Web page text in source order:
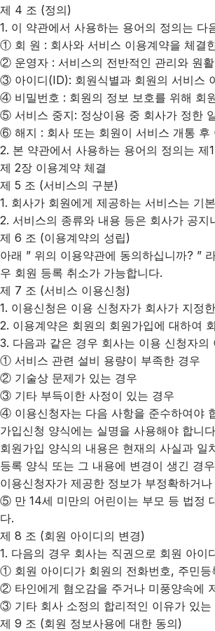
제 4 조 (정의)
1. 이 약관에서 사용하는 용어의 정의는 다
① 회 원 : 회사와 서비스 이용계약을 체결
② 운영자 : 서비스의 전반적인 관리와 원
③ 아이디(ID): 회원식별과 회원의 서비스
④ 비밀번호 : 회원의 정보 보호를 위해 회
⑤ 서비스 중지: 정상이용 중 회사가 정한
⑥ 해지 : 회사 또는 회원이 서비스 개통 후
2. 본 약관에서 사용하는 용어의 정의는
제 2장 이용계약 체결
제 5 조 (서비스의 구분)
1. 회사가 회원에게 제공하는 서비스는 기
2. 서비스의 종류와 내용 등은 회사가 공
제 6 조 (이용계약의 성립)
아래 ” 위의 이용약관에 동의하십니까? ”
우 회원 등록 취소가 가능합니다.
제 7 조 (서비스 이용신청)
1. 이용신청은 이용 신청자가 회사가 지정
2. 이용계약은 회원의 회원가입에 대하여
3. 다음과 같은 경우 회사는 이용 신청자
① 서비스 관련 설비 용량이 부족한 경우
② 기술상 문제가 있는 경우
③ 기타 부득이한 사정이 있는 경우
④ 이용신청자는 다음 사항을 준수하여야
가입신청 양식에는 실명을 사용해야 합니
회원가입 양식의 내용은 현재의 사실과
등록 양식 또는 그 내용에 변경이 생긴 경
이용신청자가 제공한 정보가 부정확하거
⑤ 만 14세 미만의 어린이는 부모 등 법정
다.
제 8 조 (회원 아이디의 변경)
1. 다음의 경우 회사는 직권으로 회원 아
① 회원 아이디가 회원의 전화번호, 주민
② 타인에게 혐오감을 주거나 미풍양속에
③ 기타 회사 소정의 합리적인 이유가 있는
제 9 조 (회원 정보사용에 대한 동의)